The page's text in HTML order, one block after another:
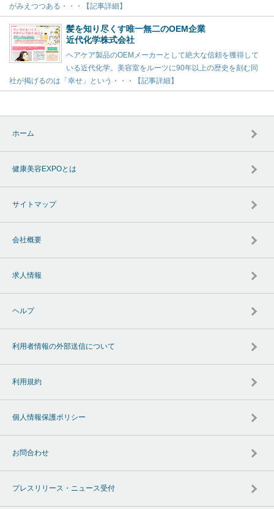
がみえつつある・・・【記事詳細】
髪を知り尽くす唯一無二のOEM企業
近代化学株式会社
ヘアケア製品のOEMメーカーとして絶大な信頼を獲得して
いる近代化学。美容室をルーツに90年以上の歴史を刻む同
社が掲げるのは「幸せ」という・・・【記事詳細】
ホーム
健康美容EXPOとは
サイトマップ
会社概要
求人情報
ヘルプ
利用者情報の外部送信について
利用規約
個人情報保護ポリシー
お問合わせ
プレスリリース・ニュース受付